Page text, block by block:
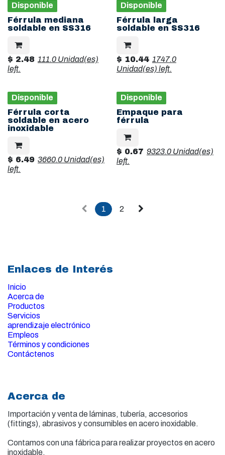
Disponible
Férrula mediana
soldable en SS316
$ 2.48 111.0 Unidad(es)
left.
Disponible
Férrula larga
soldable en SS316
$ 10.44 1747.0
Unidad(es) left.
Disponible
Férrula corta
soldable en acero
inoxidable
$ 6.49 3660.0 Unidad(es)
left.
Disponible
Empaque para
férrula
$ 0.67 9323.0 Unidad(es)
left.
1 2
Enlaces de Interés
Inicio
Acerca de
Productos
Servicios
aprendizaje electrónico
Empleos
Términos y condiciones
Contáctenos
Acerca de
Importación y venta de láminas, tubería, accesorios
(fittings), abrasivos y consumibles en acero inoxidable.
Contamos con una fábrica para realizar proyectos en acero
inoxidable.